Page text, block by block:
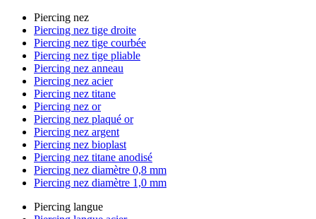
Piercing nez
Piercing nez tige droite
Piercing nez tige courbée
Piercing nez tige pliable
Piercing nez anneau
Piercing nez acier
Piercing nez titane
Piercing nez or
Piercing nez plaqué or
Piercing nez argent
Piercing nez bioplast
Piercing nez titane anodisé
Piercing nez diamètre 0,8 mm
Piercing nez diamètre 1,0 mm
Piercing langue